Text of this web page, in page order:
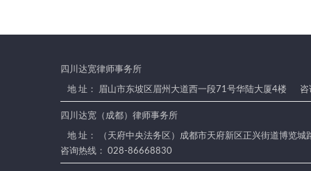
四川达宽律师事务所
地 址： 眉山市东坡区眉州大道西一段71号华陆大厦4楼
四川达宽（成都）律师事务所
地 址： （天府中央法务区）成都市天府新区正兴街道博览
咨询热线： 028-86668830